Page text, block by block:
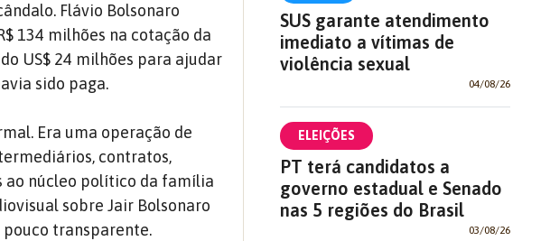
Flávio Bolsonaro
134 milhões na cotação da
US$ 24 milhões para ajudar
sido paga.
Era uma operação de
contratos,
ao núcleo político da família
sobre Jair Bolsonaro
transparente.
SUS garante atendimento
imediato a vítimas de
violência sexual
04/08/26
ELEIÇÕES
PT terá candidatos a
governo estadual e Senado
nas 5 regiões do Brasil
03/08/26